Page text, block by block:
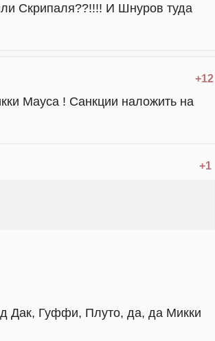
Скрипаля??!!!! И Шнуров туда
+12
Мауса ! Санкции наложить на
+1
Дак, Гуффи, Плуто, да, да Микки